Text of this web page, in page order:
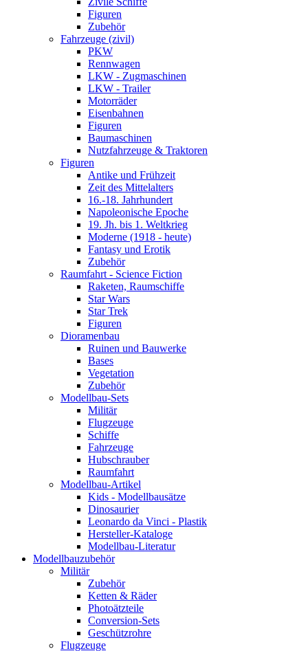
Figuren
Zubehör
Fahrzeuge (zivil)
PKW
Rennwagen
LKW - Zugmaschinen
LKW - Trailer
Motorräder
Eisenbahnen
Figuren
Baumaschinen
Nutzfahrzeuge & Traktoren
Figuren
Antike und Frühzeit
Zeit des Mittelalters
16.-18. Jahrhundert
Napoleonische Epoche
19. Jh. bis 1. Weltkrieg
Moderne (1918 - heute)
Fantasy und Erotik
Zubehör
Raumfahrt - Science Fiction
Raketen, Raumschiffe
Star Wars
Star Trek
Figuren
Dioramenbau
Ruinen und Bauwerke
Bases
Vegetation
Zubehör
Modellbau-Sets
Militär
Flugzeuge
Schiffe
Fahrzeuge
Hubschrauber
Raumfahrt
Modellbau-Artikel
Kids - Modellbausätze
Dinosaurier
Leonardo da Vinci - Plastik
Hersteller-Kataloge
Modellbau-Literatur
Modellbauzubehör
Militär
Zubehör
Ketten & Räder
Photoätzteile
Conversion-Sets
Geschützrohre
Flugzeuge